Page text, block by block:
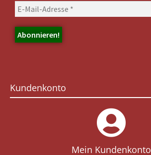
Kundenkonto
Mein Kundenkonto